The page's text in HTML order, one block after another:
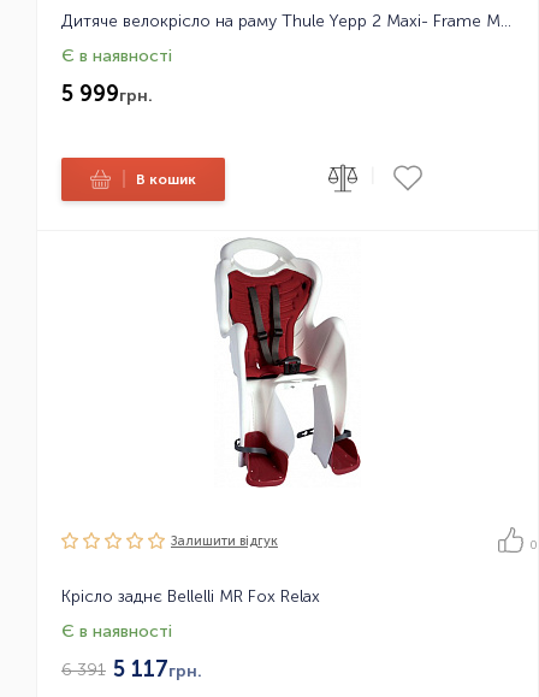
Дитяче велокрісло на раму Thule Yepp 2 Maxi- Frame Mount
Є в наявності
5 999грн.
В кошик
Залишити вiдгук 0
Крісло заднє Bellelli MR Fox Relax
Є в наявності
6 391 5 117грн.